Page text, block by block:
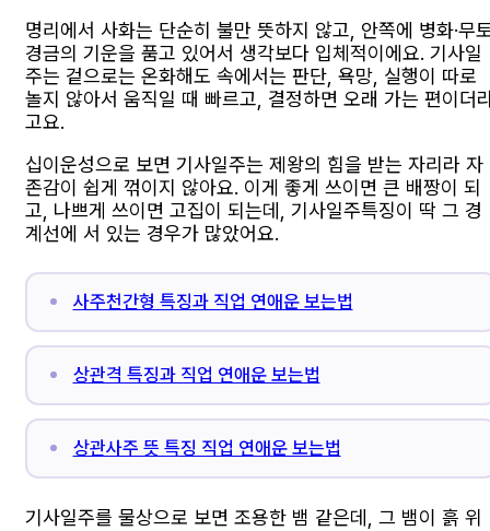
명리에서 사화는 단순히 불만 뜻하지 않고, 안쪽에 병화·무
경금의 기운을 품고 있어서 생각보다 입체적이에요. 기사일
주는 겉으로는 온화해도 속에서는 판단, 욕망, 실행이 따로
놀지 않아서 움직일 때 빠르고, 결정하면 오래 가는 편이더
고요.
십이운성으로 보면 기사일주는 제왕의 힘을 받는 자리라 자
존감이 쉽게 꺾이지 않아요. 이게 좋게 쓰이면 큰 배짱이 되
고, 나쁘게 쓰이면 고집이 되는데, 기사일주특징이 딱 그 경
계선에 서 있는 경우가 많았어요.
사주천간형 특징과 직업 연애운 보는법
상관격 특징과 직업 연애운 보는법
상관사주 뜻 특징 직업 연애운 보는법
기사일주를 물상으로 보면 조용한 뱀 같은데, 그 뱀이 흙 위